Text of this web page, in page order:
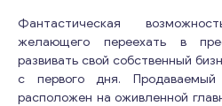
Фантастическая
желающего переехать в
развивать свой собственный
с первого дня. Продаваемый
расположен на оживленной